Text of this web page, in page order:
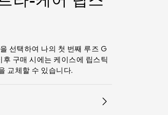
선택하여 나의 첫 번째 루즈 G
구매 시에는 케이스에 립스틱
교체할 수 있습니다.